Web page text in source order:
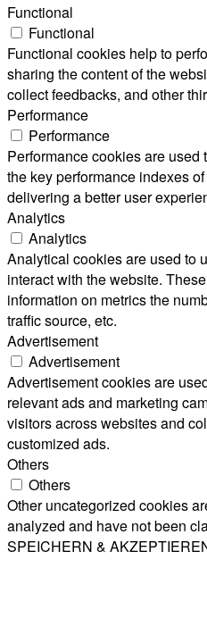
Functional
Functional
Functional cookies help to
sharing the content of the
collect feedbacks, and other
Performance
Performance
Performance cookies are
the key performance indexes
delivering a better user
Analytics
Analytics
Analytical cookies are used to
interact with the website.
information on metrics the
traffic source, etc.
Advertisement
Advertisement
Advertisement cookies are
relevant ads and marketing
visitors across websites and
customized ads.
Others
Others
Other uncategorized cookies
analyzed and have not been
SPEICHERN &